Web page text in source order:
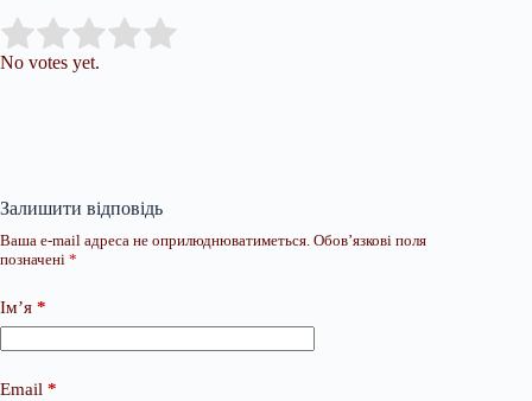
Rate this item:
No votes yet.
Залишити відповідь
Ваша e-mail адреса не оприлюднюватиметься. Обов’язкові поля
позначені *
Ім’я *
Email *